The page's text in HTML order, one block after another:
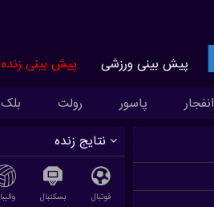
پیش بینی ورزشی پیش بینی زنده
انفجار پاسور رولت
نتایج زنده
فوتبال بسکتبال